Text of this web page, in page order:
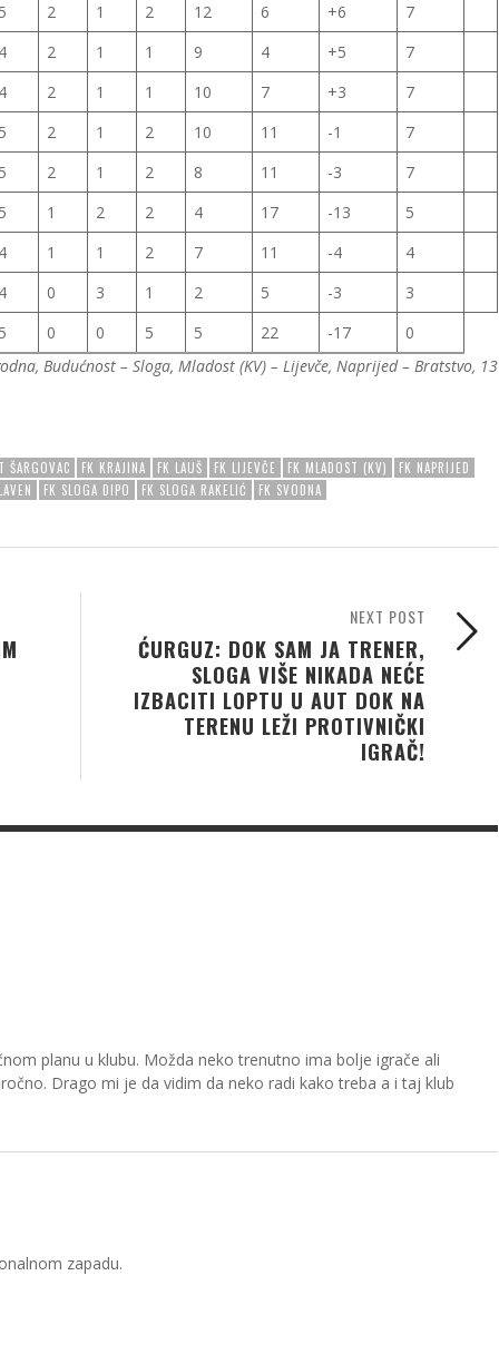
5 2 1 2 12 6 +6
7
4 2 1 1 9 4 +5
7
4 2 1 1 10 7 +3
7
5 2 1 2 10 11 -1
7
5 2 1 2 8 11 -3
7
5 1 2 2 4 17 -13
5
4 1 1 2 7 11 -4
4
4 0 3 1 2 5 -3
3
5 0 0 5 5 22 -17
0
Budućnost – Sloga, Mladost (KV) – Lijevče, Naprijed – Bratstvo, 13
ŠARGOVAC FK KRAJINA FK LAUŠ FK LIJEVČE FK MLADOST (KV)
FK NAPRIJED
FK SLOGA DIPO FK SLOGA RAKELIĆ FK SVODNA
NEXT POST
ĆURGUZ: DOK SAM JA TRENER,
SLOGA VIŠE NIKADA NEĆE
IZBACITI LOPTU U AUT DOK NA
TERENU LEŽI PROTIVNIČKI
IGRAČ!
planu u klubu. Možda neko trenutno ima bolje igrače ali
Drago mi je da vidim da neko radi kako treba a i taj klub
zapadu.